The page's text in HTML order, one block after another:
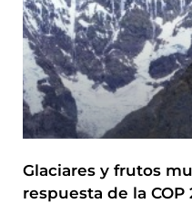
Glaciares y frutos
respuesta de la COP